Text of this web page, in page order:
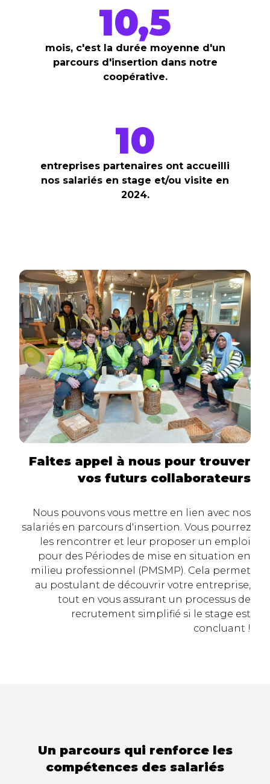
10,5
mois, c'est la durée moyenne d'un
parcours d'insertion dans notre
coopérative.
10
entreprises partenaires ont accueilli
nos salariés en stage et/ou visite en
2024.
Faites appel à nous pour trouver
vos futurs collaborateurs
Nous pouvons vous mettre en lien avec nos
salariés en parcours d'insertion. Vous pourrez
les rencontrer et leur proposer un emploi
pour des Périodes de mise en situation en
milieu professionnel (PMSMP). Cela permet
au postulant de découvrir votre entreprise,
tout en vous assurant un processus de
recrutement simplifié si le stage est
concluant !
Un parcours qui renforce les
compétences des salariés